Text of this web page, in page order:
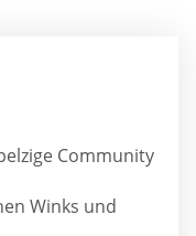
Community
Winks und